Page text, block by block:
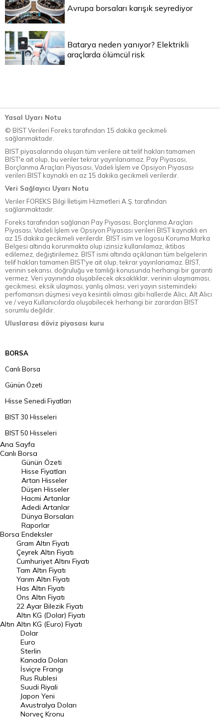
Avrupa borsaları karışık seyrediyor
Batarya neden yanıyor? Elektrikli
araçlarda ölümcül risk
Yasal Uyarı Notu
© BİST Verileri Foreks tarafından 15 dakika gecikmeli
sağlanmaktadır.
BIST piyasalarında oluşan tüm verilere ait telif hakları tamamen
BIST'e ait olup, bu veriler tekrar yayınlanamaz. Pay Piyasası,
Borçlanma Araçları Piyasası, Vadeli İşlem ve Opsiyon Piyasası
verileri BIST kaynaklı en az 15 dakika gecikmeli verilerdir.
Veri Sağlayıcı Uyarı Notu
Veriler FOREKS Bilgi İletişim Hizmetleri A.Ş. tarafından
sağlanmaktadır.
Foreks tarafından sağlanan Pay Piyasası, Borçlanma Araçları
Piyasası, Vadeli İşlem ve Opsiyon Piyasası verileri BIST kaynaklı en
az 15 dakika gecikmeli verilerdir. BIST isim ve logosu Koruma Marka
Belgesi altında korunmakta olup izinsiz kullanılamaz, iktibas
edilemez, değiştirilemez. BIST ismi altında açıklanan tüm belgelerin
telif hakları tamamen BIST'ye ait olup, tekrar yayınlanamaz. BIST,
verinin sekansı, doğruluğu ve tamlığı konusunda herhangi bir garanti
vermez. Veri yayınında oluşabilecek aksaklıklar, verinin ulaşmaması,
gecikmesi, eksik ulaşması, yanlış olması, veri yayın sistemindeki
perfomansın düşmesi veya kesintili olması gibi hallerde Alıcı, Alt Alıcı
ve / veya Kullanıcılarda oluşabilecek herhangi bir zarardan BIST
sorumlu değildir.
Uluslarası döviz piyasası kuru
BORSA
Canlı Borsa
Günün Özeti
Hisse Senedi Fiyatları
BIST 30 Hisseleri
BIST 50 Hisseleri
BIST 100 Hisseleri
En Çok Artan Hisseler
En Çok Düşen Hisseler
Hacmi Artanlar
Geçmiş Kapanışlar
Dünya Borsaları
Raporlar
Endeksler
DÖVİZ
Döviz Kuru
Dolar Kuru
Euro Kuru
Pound Kuru
Frank Kuru
Riyal Kuru
Avustralya Doları
Danimarka Kronu Kuru
Ana Sayfa
Canlı Borsa
Borsa
Günün Özeti
Hisse Fiyatları
Artan Hisseler
Düşen Hisseler
Hacmi Artanlar
Adedi Artanlar
Dünya Borsaları
Raporlar
Endeksler
Altın
Gram Altın Fiyatı
Çeyrek Altın Fiyatı
Cumhuriyet Altını Fiyatı
Tam Altın Fiyatı
Yarım Altın Fiyatı
Has Altın Fiyatı
Ons Altın Fiyatı
22 Ayar Bilezik Fiyatı
Altın KG (Dolar) Fiyatı
Altın KG (Euro) Fiyatı
Dolar
Euro
Sterlin
Kanada Doları
İsviçre Frangı
Rus Rublesi
Suudi Riyali
Japon Yeni
Avustralya Doları
Norveç Kronu